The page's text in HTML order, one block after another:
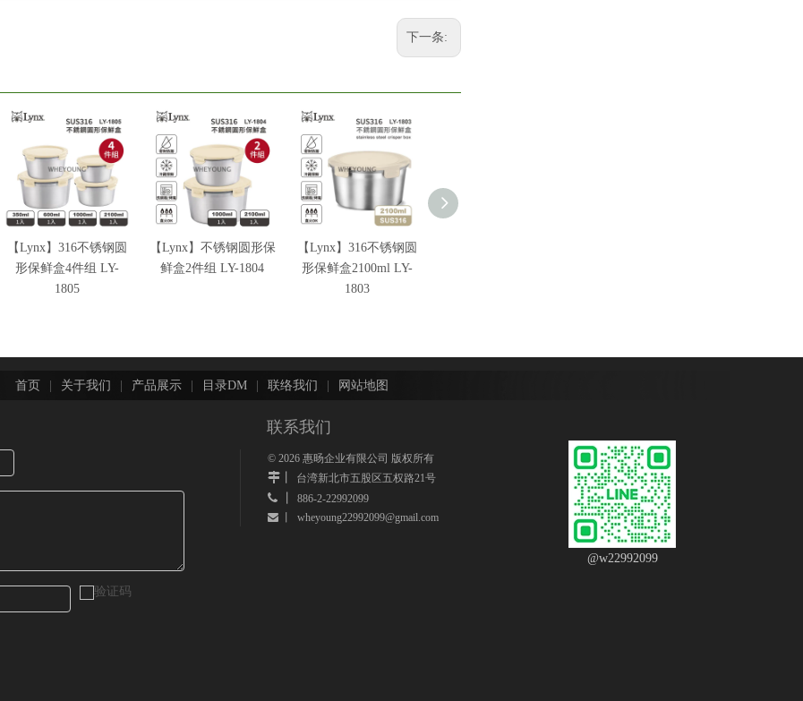
下一条:
【Lynx】316不锈钢圆
形保鲜盒4件组 LY-
1805
【Lynx】不锈钢圆形保
鲜盒2件组 LY-1804
【Lynx】316不锈钢圆
形保鲜盒2100ml LY-
1803
首页 关于我们 产品展示 目录DM 联络我们 网站地图
联系我们
©2026 惠旸企业有限公司 版权所有
丨 台湾新北市五股区五权路21号
 丨886-2-22992099
 丨 wheyoung22992099@gmail.com
@w22992099